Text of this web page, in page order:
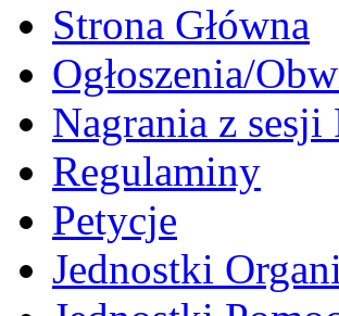
Strona Główna
Ogłoszenia/
Nagrania z
Regulaminy
Petycje
Jednostki